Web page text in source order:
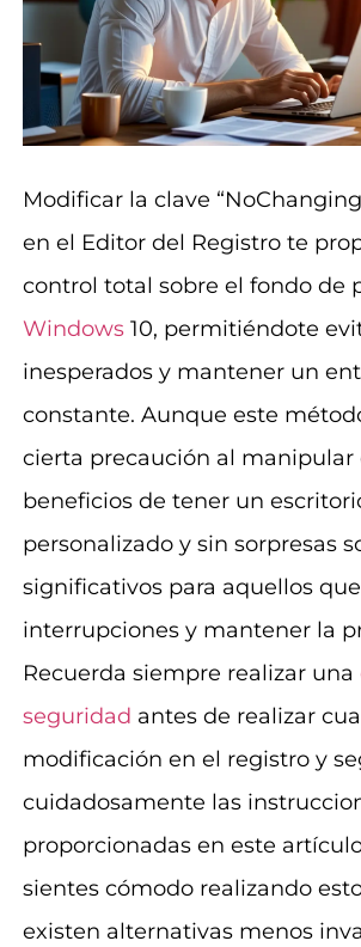
Modificar la clave
en el Editor del Registro te
control total sobre el fondo de
Windows10, permitiéndote
inesperados y mantener un
constante. Aunque este
cierta precaución al manipular
beneficios de tener un
personalizado y sin sorpresas
significativos para aquellos
interrupciones y mantener la
Recuerda siempre realizar una
seguridad antes de realizar
modificación en el registro y
cuidadosamente las
proporcionadas en este
sientes cómodo realizando
existen alternativas menos